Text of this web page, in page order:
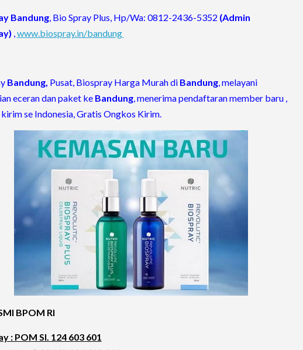
Bandung, Bio Spray Plus, Hp/Wa: 0812-2436-5352 (Admin
,www.biospray.in/bandung
Bandung, Pusat, Biospray Harga Murah di Bandung, melayani
eceran dan paket ke Bandung, menerima pendaftaran member baru ,
se Indonesia, Gratis Ongkos Kirim.
BPOM RI
: POM SI. 124 603 601